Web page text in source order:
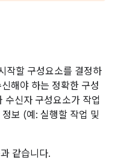
작할 구성요소를 결정하
해야 하는 정확한 구성
수신자 구성요소가 작업
보 (예: 실행할 작업 및
같습니다.